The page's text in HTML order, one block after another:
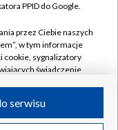
w likwidacji
PPID do Google.
przez Ciebie naszych
w tym informacje
cookie, sygnalizatory
świadczenie
serwisu